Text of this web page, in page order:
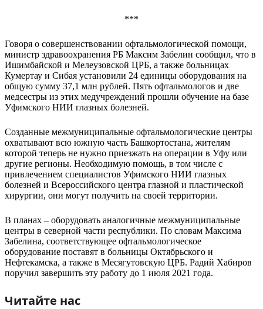
***
Говоря о совершенствовании офтальмологической помощи,
министр здравоохранения РБ Максим Забелин сообщил, что в
Ишимбайской и Мелеузовской ЦРБ, а также больницах
Кумертау и Сибая установили 24 единицы оборудования на
общую сумму 37,1 млн рублей. Пять офтальмологов и две
медсестры из этих медучреждений прошли обучение на базе
Уфимского НИИ глазных болезней.
Созданные межмуниципальные офтальмологические центры
охватывают всю южную часть Башкортостана, жителям
которой теперь не нужно приезжать на операции в Уфу или
другие регионы. Необходимую помощь, в том числе с
привлечением специалистов Уфимского НИИ глазных
болезней и Всероссийского центра глазной и пластической
хирургии, они могут получить на своей территории.
В планах – оборудовать аналогичные межмуниципальные
центры в северной части республики. По словам Максима
Забелина, соответствующее офтальмологическое
оборудование поставят в больницы Октябрьского и
Нефтекамска, а также в Месягутовскую ЦРБ. Радий Хабиров
поручил завершить эту работу до 1 июля 2021 года.
Читайте нас